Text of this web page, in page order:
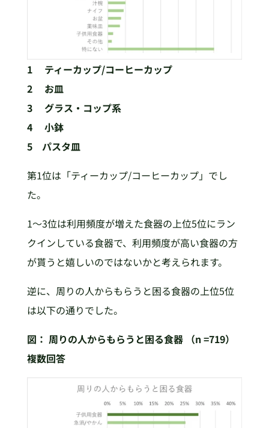
1 ティーカップ/コーヒーカップ
2 お皿
3 グラス・コップ系
4 小鉢
5 パスタ皿
第1位は「ティーカップ/コーヒーカップ」でし
た。
1～3位は利用頻度が増えた食器の上位5位にラン
クインしている食器で、利用頻度が高い食器の方
が貰うと嬉しいのではないかと考えられます。
逆に、周りの人からもらうと困る食器の上位5位
は以下の通りでした。
図： 周りの人からもらうと困る食器 （n =719）
複数回答